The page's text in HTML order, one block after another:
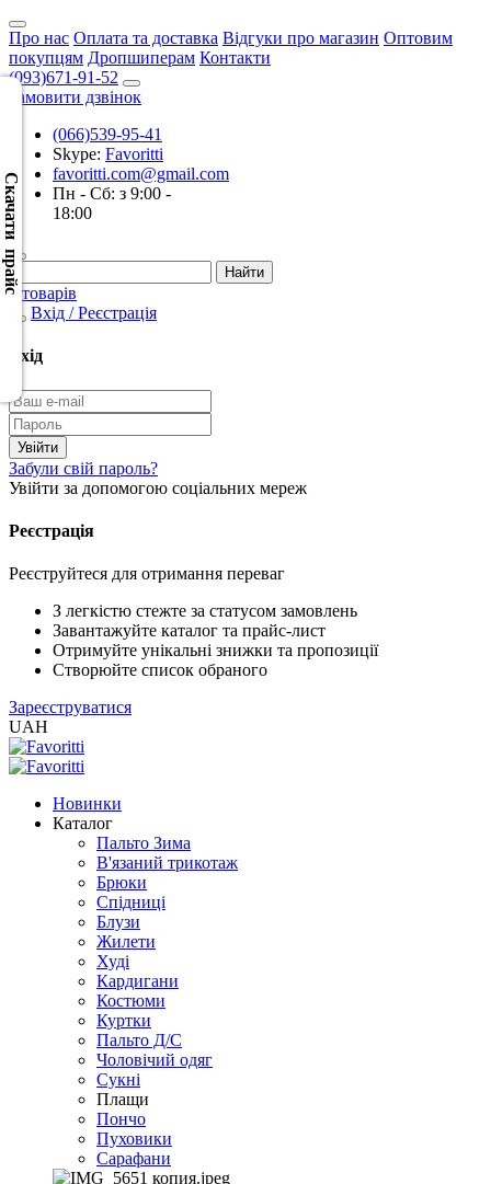
Про нас Оплата та доставка Відгуки про магазин Оптовим
покупцям Дропшиперам Контакти
(093)671-91-52
Замовити дзвінок
(066)539-95-41
Skype: Favoritti
favoritti.com@gmail.com
Пн - Сб: з 9:00 -
18:00
0 товарів
Вхід / Реєстрація
Вхід
Забули свій пароль?
Увійти за допомогою соціальних мереж
Реєстрація
Реєструйтеся для отримання переваг
З легкістю стежте за статусом замовлень
Завантажуйте каталог та прайс-лист
Отримуйте унікальні знижки та пропозиції
Створюйте список обраного
Зареєструватися
UAH
Новинки
Каталог
Пальто Зима
В'язаний трикотаж
Брюки
Спідниці
Блузи
Жилети
Худі
Кардигани
Костюми
Куртки
Пальто Д/С
Чоловічий одяг
Сукні
Плащи
Пончо
Пуховики
Сарафани
Скачати прайс
Скачать
XML
(Розн.)
Скачать
XML
(Опт)
CSV
Скачать
CSV
(Опт)
XLS
EXCEL
(Розн.)
XLS
EXCEL
2005
(Опт)
XLSX